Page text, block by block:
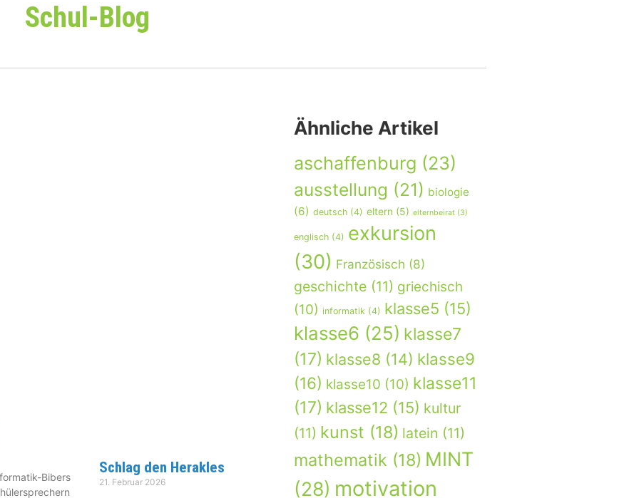
Schul-Blog
Bibers
Schlag den Herakles
21. Februar 2026
Ähnliche Artikel
aschaffenburg (23)
ausstellung (21) biologie
(6) deutsch (4) eltern (5) elternbeirat (3)
englisch (4) exkursion
(30) Französisch (8)
geschichte (11) griechisch
(10) informatik (4) klasse5 (15)
klasse6 (25) klasse7
(17) klasse8 (14) klasse9
(16) klasse10 (10) klasse11
(17) klasse12 (15) kultur
(11) kunst (18) latein (11)
mathematik (18) MINT
(28) motivation